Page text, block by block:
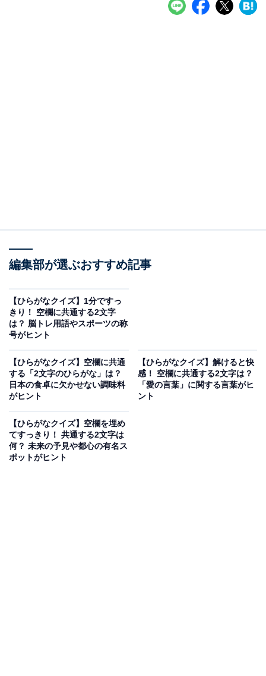
編集部が選ぶおすすめ記事
【ひらがなクイズ】1分ですっ
きり！ 空欄に共通する2文字
は？ 脳トレ用語やスポーツの称
号がヒント
【ひらがなクイズ】空欄に共通
する「2文字のひらがな」は？
日本の食卓に欠かせない調味料
がヒント
【ひらがなクイズ】解けると快
感！ 空欄に共通する2文字は？
「愛の言葉」に関する言葉がヒ
ント
【ひらがなクイズ】空欄を埋め
てすっきり！ 共通する2文字は
何？ 未来の予見や都心の有名ス
ポットがヒント